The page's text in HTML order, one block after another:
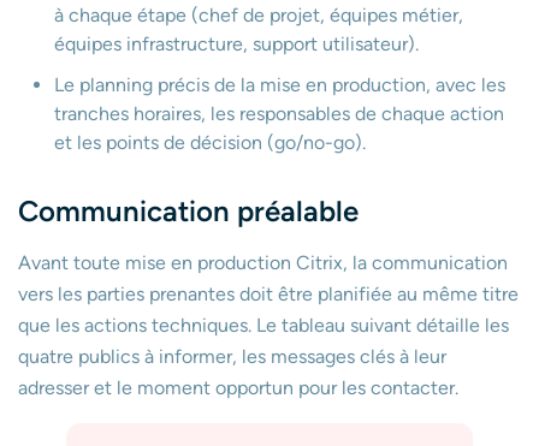
à chaque étape (chef de projet, équipes métier,
équipes infrastructure, support utilisateur).
Le planning précis de la mise en production, avec les
tranches horaires, les responsables de chaque action
et les points de décision (go/no-go).
Communication préalable
Avant toute mise en production Citrix, la communication
vers les parties prenantes doit être planifiée au même titre
que les actions techniques. Le tableau suivant détaille les
quatre publics à informer, les messages clés à leur
adresser et le moment opportun pour les contacter.